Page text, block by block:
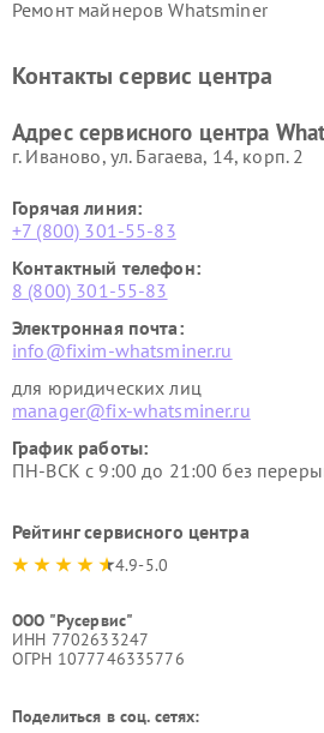
Ремонт майнеров Whatsminer
Контакты сервис центра
Адрес сервисного центра
г. Иваново, ул. Багаева, 14, корп. 2
Горячая линия:
+7 (800) 301-55-83
Контактный телефон:
8 (800) 301-55-83
Электронная почта:
info@fixim-whatsminer.ru
для юридических лиц
manager@fix-whatsminer.ru
График работы:
ПН-ВСК с 9:00 до 21:00 без
Рейтинг сервисного центра
4.9-5.0
ООО "Русервис"
ИНН 7702633247
ОГРН 1077746335776
Поделиться в соц. сетях: